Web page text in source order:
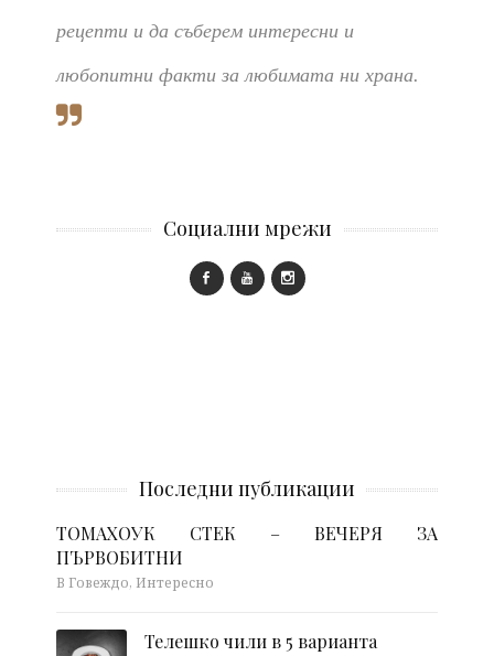
рецепти и да съберем интересни и
любопитни факти за любимата ни храна.
Социални мрежи
Последни публикации
ТОМАХОУК СТЕК – ВЕЧЕРЯ ЗА
ПЪРВОБИТНИ
В Говеждо, Интересно
Телешко чили в 5 варианта